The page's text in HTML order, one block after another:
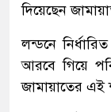
দিয়েছেন
লন্ডনে
আরবে গিয়ে
জামায়াতের এই